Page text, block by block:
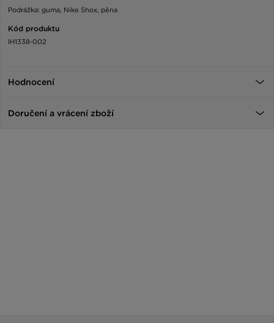
Podrážka: guma, Nike Shox, pěna
Kód produktu
IH1338-002
Hodnocení
Doručení a vrácení zboží